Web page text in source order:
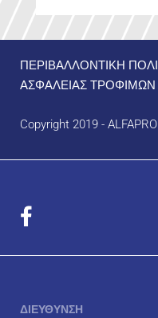
ΠΕΡΙΒΑΛΛΟΝΤΙΚΗ
ΑΣΦΑΛΕΙΑΣ ΤΡΟΦΙΜΩΝ
Copyright 2019 -
ΔΙΕΥΘΥΝΣΗ